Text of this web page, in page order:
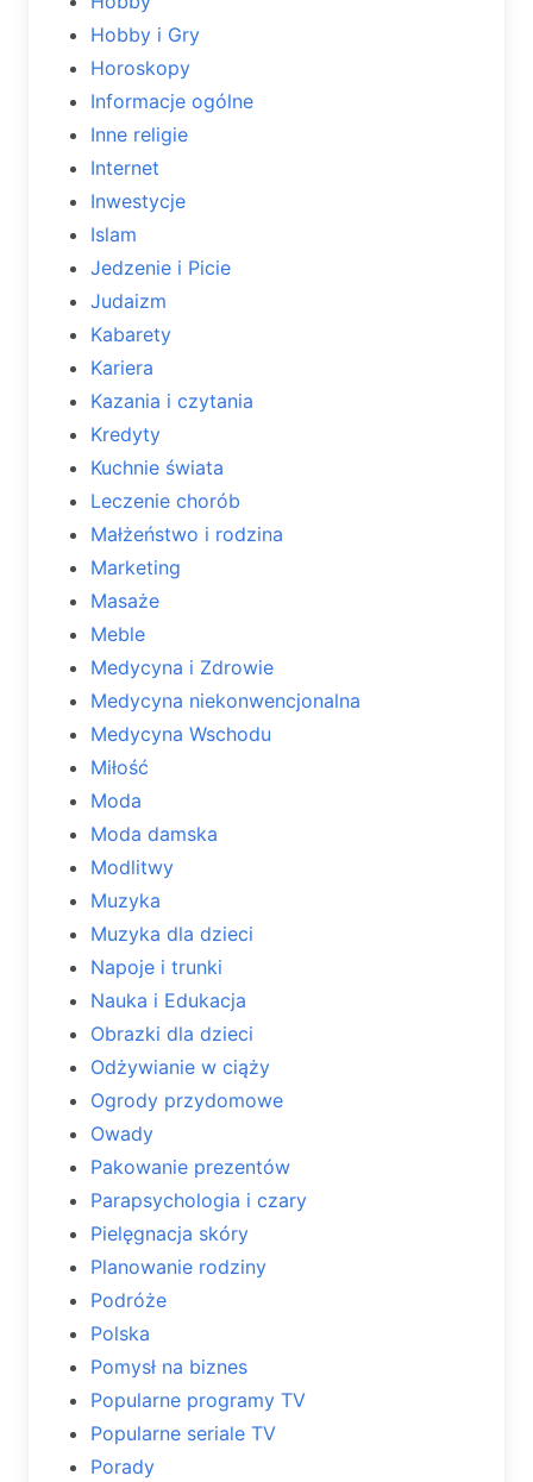
Hobby i Gry
Horoskopy
Informacje ogólne
Inne religie
Internet
Inwestycje
Islam
Jedzenie i Picie
Judaizm
Kabarety
Kariera
Kazania i czytania
Kredyty
Kuchnie świata
Leczenie chorób
Małżeństwo i rodzina
Marketing
Masaże
Meble
Medycyna i Zdrowie
Medycyna niekonwencjonalna
Medycyna Wschodu
Miłość
Moda
Moda damska
Modlitwy
Muzyka
Muzyka dla dzieci
Napoje i trunki
Nauka i Edukacja
Obrazki dla dzieci
Odżywianie w ciąży
Ogrody przydomowe
Owady
Pakowanie prezentów
Parapsychologia i czary
Pielęgnacja skóry
Planowanie rodziny
Podróże
Polska
Pomysł na biznes
Popularne programy TV
Popularne seriale TV
Porady